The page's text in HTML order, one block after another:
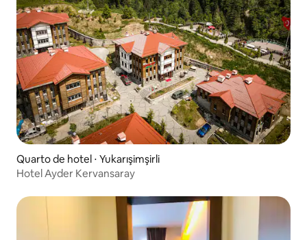
Quarto de hotel ⋅ Yukarışimşirli
Hotel Ayder Kervansaray